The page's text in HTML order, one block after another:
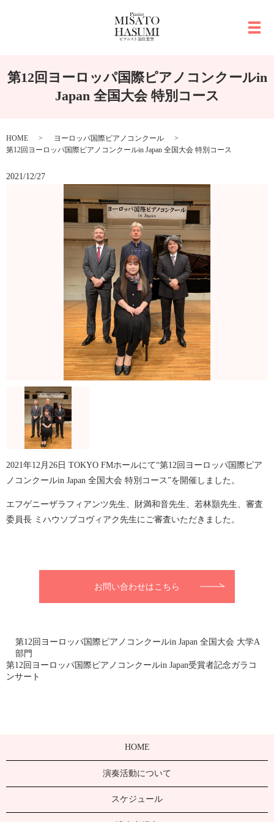
メ
第12回ヨーロッパ国際ピアノコンクールin
Japan 全国大会 特別コース
HOME
ヨーロッパ国際ピアノコンクール
第12回ヨーロッパ国際ピアノコンクールin Japan 全国大会 特別コース
2021/12/27
2021年12月26日 TOKYO FMホールにて“第12回ヨーロッパ国際ピア
ノコンクールin Japan 全国大会 特別コース”を開催しました。
エフゲニーザラフィアンツ先生、財満和音先生、若林顥先生、審査
委員長 ミハウソブコヴィアク先生にご審査いただきました。
お問い合わせはこちら
第12回ヨーロッパ国際ピアノコンクールin Japan 全国大会 大学A
部門
第12回ヨーロッパ国際ピアノコンクールin Japan受賞者記念ガラコ
ンサート
HOME
演奏活動について
スケジュール